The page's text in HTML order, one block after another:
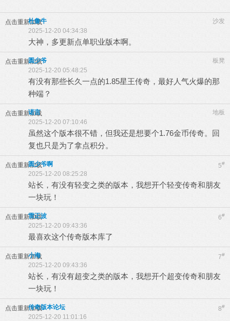
点击重新加载 沙发
杜鲁牛
2025-12-20 04:34:38
大神，多更新点单职业版本啊。
点击重新加载 板凳
圆少爷
2025-12-20 05:48:25
有没有那些长久一点的1.85星王传奇，最好人气火爆的那
种端？
点击重新加载 地板
诺言
2025-12-20 07:10:46
虽然这个版本很不错，但我还是想要个1.76金币传奇。回
复也只是为了拿点积分。
点击重新加载 5#
圆少爷啊
2025-12-20 08:25:28
站长，有没有轻变之类的版本，我想开个轻变传奇和朋友
一块玩！
点击重新加载 6#
雷正波
2025-12-20 09:43:36
最喜欢这个传奇版本库了
点击重新加载 7#
小海
2025-12-20 09:43:36
站长，有没有超变之类的版本，我想开个超变传奇和朋友
一块玩！
点击重新加载 8#
传奇版本论坛
2025-12-20 11:01:16